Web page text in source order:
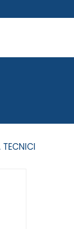
TECNICI